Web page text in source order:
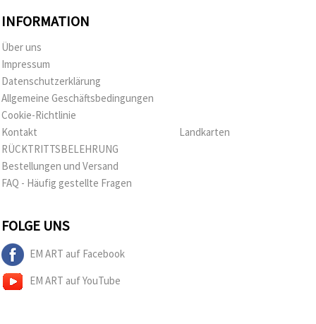
INFORMATION
Über uns
Impressum
Datenschutzerklärung
Allgemeine Geschäftsbedingungen
Cookie-Richtlinie
Kontakt
RÜCKTRITTSBELEHRUNG
Bestellungen und Versand
FAQ - Häufig gestellte Fragen
Landkarten
FOLGE UNS
EM ART auf Facebook
EM ART auf YouTube